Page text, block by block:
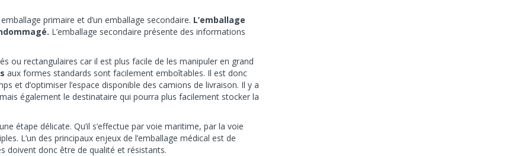
primaire et d’un emballage secondaire. L’emballage
L’emballage secondaire présente des informations
ou rectangulaires car il est plus facile de les manipuler en grand
aux formes standards sont facilement emboîtables. Il est donc
et d’optimiser l’espace disponible des camions de livraison. Il y a
également le destinataire qui pourra plus facilement stocker la
étape délicate. Qu’il s’effectue par voie maritime, par la voie
L’un des principaux enjeux de l’emballage médical est de
doivent donc être de qualité et résistants.